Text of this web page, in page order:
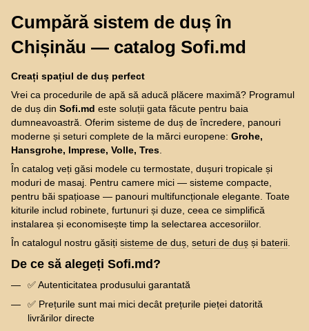
Cumpără sistem de duș în
Chișinău — catalog Sofi.md
Creați spațiul de duș perfect
Vrei ca procedurile de apă să aducă plăcere maximă? Programul
de duș din Sofi.md este soluții gata făcute pentru baia
dumneavoastră. Oferim sisteme de duș de încredere, panouri
moderne și seturi complete de la mărci europene: Grohe,
Hansgrohe, Imprese, Volle, Tres
În catalog veți găsi modele cu termostate, dușuri tropicale și
moduri de masaj. Pentru camere mici — sisteme compacte,
pentru băi spațioase — panouri multifuncționale elegante. Toate
kiturile includ robinete, furtunuri și duze, ceea ce simplifică
instalarea și economisește timp la selectarea accesoriilor.
În catalogul nostru găsiți sisteme de duș seturi de duș și baterii
De ce să alegeți Sofi.md?
✅ Autenticitatea produsului garantată
✅ Prețurile sunt mai mici decât prețurile pieței datorită
livrărilor directe